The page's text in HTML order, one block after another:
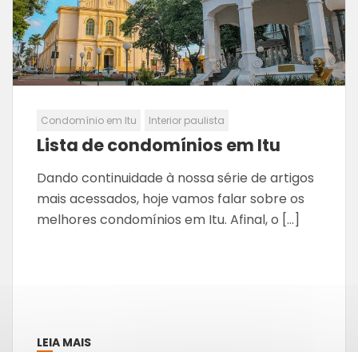
Condomínio em Itu Interior paulista
Lista de condomínios em Itu
Dando continuidade à nossa série de artigos
mais acessados, hoje vamos falar sobre os
melhores condomínios em Itu. Afinal, o […]
LEIA MAIS